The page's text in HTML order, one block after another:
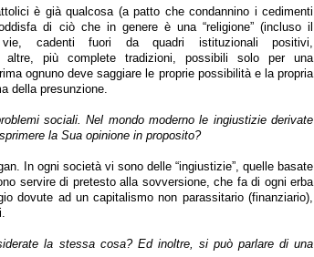
è già qualcosa (a patto che condannino i cedimenti
di ciò che in genere è una “religione” (incluso il
cadenti fuori da quadri istituzionali positivi,
altre, più complete tradizioni, possibili solo per una
ognuno deve saggiare le proprie possibilità e la propria
della presunzione.
sociali. Nel mondo moderno le ingiustizie derivate
la Sua opinione in proposito?
In ogni società vi sono delle “ingiustizie”, quelle basate
servire di pretesto alla sovversione, che fa di ogni erba
dovute ad un capitalismo non parassitario (finanziario),
la stessa cosa? Ed inoltre, si può parlare di una